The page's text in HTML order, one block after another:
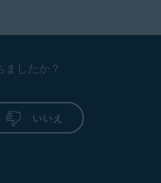
ましたか？
いいえ